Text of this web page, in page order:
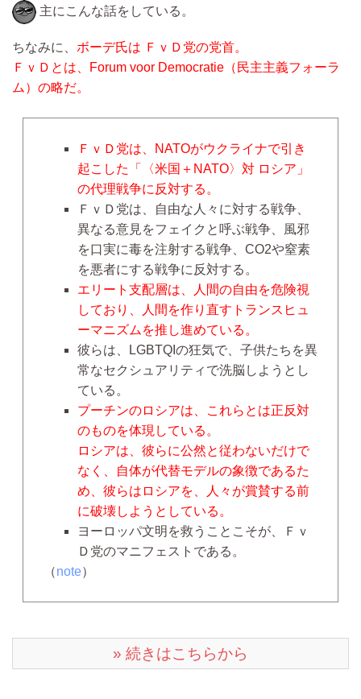
主にこんな話をしている。
ちなみに、 ボーデ氏は ＦｖＤ党の党首。
ＦｖＤとは、Forum voor Democratie（民主主義フォーラ
ム）の略だ。
ＦｖＤ党は、NATOがウクライナで引き
起こした「〈米国＋NATO〉対 ロシア」
の代理戦争に反対する。
ＦｖＤ党は、自由な人々に対する戦争、
異なる意見をフェイクと呼ぶ戦争、風邪
を口実に毒を注射する戦争、CO2や窒素
を悪者にする戦争に反対する。
エリート支配層は、人間の自由を危険視
しており、人間を作り直すトランスヒュ
ーマニズムを推し進めている。
彼らは、LGBTQIの狂気で、子供たちを異
常なセクシュアリティで洗脳しようとし
ている。
プーチンのロシアは、これらとは正反対
のものを体現している。
ロシアは、彼らに公然と従わないだけで
なく、自体が代替モデルの象徴であるた
め、彼らはロシアを、人々が賞賛する前
に破壊しようとしている。
ヨーロッパ文明を救うことこそが、Ｆｖ
Ｄ党のマニフェストである。
（note）
» 続きはこちらから